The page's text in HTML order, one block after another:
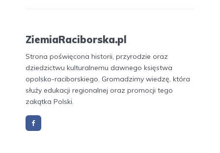
ZiemiaRaciborska.pl
Strona poświęcona historii, przyrodzie oraz
dziedzictwu kulturalnemu dawnego księstwa
opolsko-raciborskiego. Gromadzimy wiedzę, która
służy edukacji regionalnej oraz promocji tego
zakątka Polski.